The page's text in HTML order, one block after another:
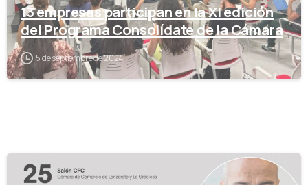
13 empresas participan en la XI edición
del Programa Consolídate de la Cámara
5 de septiembre de 2024
-